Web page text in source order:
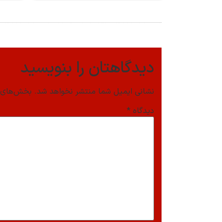
دیدگاهتان را بنویسید
نشانی ایمیل شما منتشر نخواهد شد. بخش‌های
دیدگاه *